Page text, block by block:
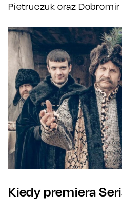
Pietruczuk oraz
Kiedy premiera